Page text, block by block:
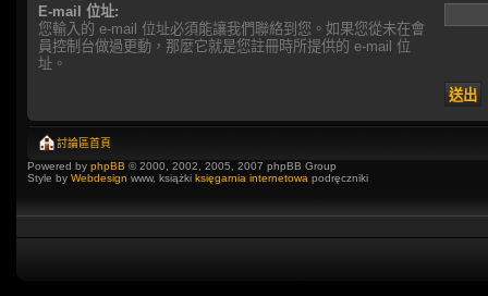
E-mail 位址:
您輸入的 e-mail 位址必須能讓我們聯絡到您。如果您從未在會
員控制台做過更動，那麼它就是您註冊時所提供的 e-mail 位
址。
討論區首頁
Powered by phpBB © 2000, 2002, 2005, 2007 phpBB Group
Style by Webdesign www, książki księgarnia internetowa podręczniki